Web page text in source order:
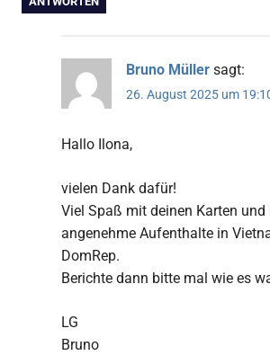
Bruno Müller sagt:
26. August 2025 um
Hallo Ilona,
vielen Dank dafür!
Viel Spaß mit deinen Karten
angenehme Aufenthalte in
DomRep.
Berichte dann bitte mal wie es
LG
Bruno